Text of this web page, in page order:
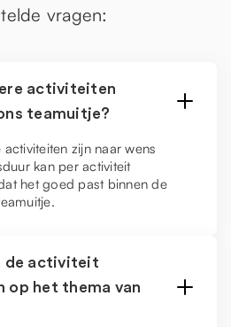
vragen:
activiteiten
teamuitje?
zijn naar wens
kan per activiteit
het goed past binnen de
de activiteit
op het thema van